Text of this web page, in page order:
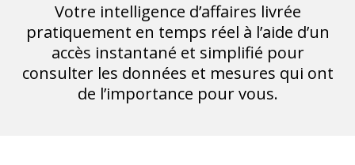
Votre intelligence d’affaires livrée
pratiquement en temps réel à l’aide d’un
accès instantané et simplifié pour
consulter les données et mesures qui ont
de l’importance pour vous.